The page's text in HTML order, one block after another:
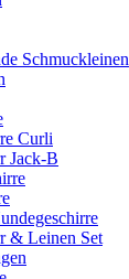
Schmuckleinen
Curli
Jack-B
& Leinen Set